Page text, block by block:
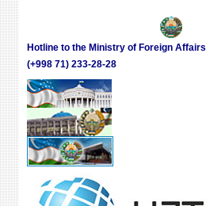
Hotline to the Ministry of Foreign
(+998 71) 233-28-28